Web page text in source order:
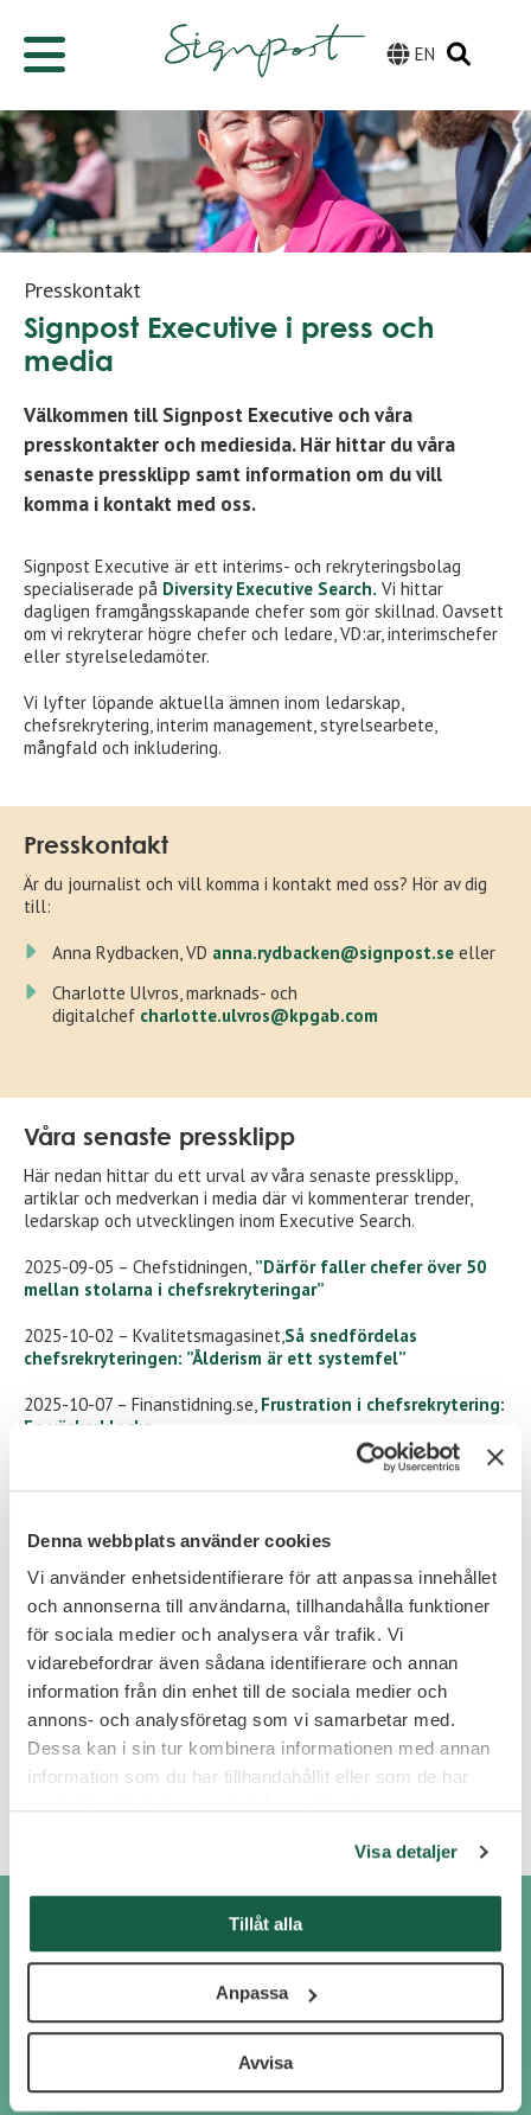
Denna webbplats använder cookies
Vi använder enhetsidentifierare för att anpassa innehållet
och annonserna till användarna, tillhandahålla funktioner
för sociala medier och analysera vår trafik. Vi
vidarebefordrar även sådana identifierare och annan
information från din enhet till de sociala medier och
annons- och analysföretag som vi samarbetar med.
Dessa kan i sin tur kombinera informationen med annan
information som du har tillhandahållit eller som de har
Visa detaljer
Tillåt alla
Anpassa
Avvisa
EN
Presskontakt
Signpost Executive i press och
media
Välkommen till Signpost Executive och våra
presskontakter och mediesida. Här hittar du våra
senaste pressklipp samt information om du vill
komma i kontakt med oss.
Signpost Executive är ett interims- och rekryteringsbolag
specialiserade på Diversity Executive Search. Vi hittar
dagligen framgångsskapande chefer som gör skillnad. Oavsett
om vi rekryterar högre chefer och ledare, VD:ar, interimschefer
eller styrelseledamöter.
Vi lyfter löpande aktuella ämnen inom ledarskap,
chefsrekrytering, interim management, styrelsearbete,
mångfald och inkludering.
Presskontakt
Är du journalist och vill komma i kontakt med oss? Hör av dig
till:
Anna Rydbacken, VD anna.rydbacken@signpost.se eller
Charlotte Ulvros, marknads- och
digitalchef charlotte.ulvros@kpgab.com
Våra senaste pressklipp
Här nedan hittar du ett urval av våra senaste pressklipp,
artiklar och medverkan i media där vi kommenterar trender,
ledarskap och utvecklingen inom Executive Search.
2025-09-05 – Chefstidningen, ”Därför faller chefer över 50
mellan stolarna i chefsrekryteringar”
2025-10-02 – Kvalitetsmagasinet, Så snedfördelas
chefsrekryteringen: ”Ålderism är ett systemfel”
2025-10-07 – Finanstidning.se, Frustration i chefsrekrytering:
En väckarklocka
När chefsrekryteringen går fel –
och vad det kostar
2025-11-05 – Executiveeffect, Ny guide ska höja nivån på
2025-11-14 – VD-tidningen,Så misslyckas vd:ar med
chefsrekrytering – 10 tips för att undvika fällorna
2026-02-17 – it-kanalen,
att rekrytera ny VD till ScandiNova Systems
2026-03-04 – VD-tidningen,Så blir du uppringd som vd
hos vd:ar 2026
Kontakta oss
info@signpost.se
08 – 410 250 05
Boka möte direkt!